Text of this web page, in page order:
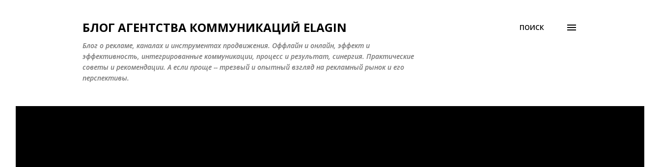
БЛОГ АГЕНТСТВА КОММУНИКАЦИЙ ELAGIN
Блог о рекламе, каналах и инструментах продвижения. Оффлайн и онлайн, эффект и
эффективность, интегрированные коммуникации, процесс и результат, синергия. Практические
советы и рекомендации. А если проще -- трезвый и опытный взгляд на рекламный рынок и его
перспективы.
ПОИСК